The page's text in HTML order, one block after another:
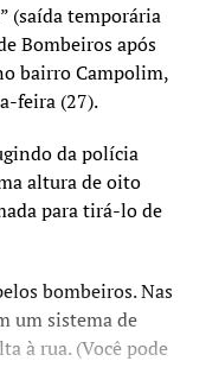
(saída temporária
Bombeiros após
bairro Campolim,
feira (27).
da polícia
altura de oito
para tirá-lo de
bombeiros. Nas
um sistema de
à rua. (Você pode